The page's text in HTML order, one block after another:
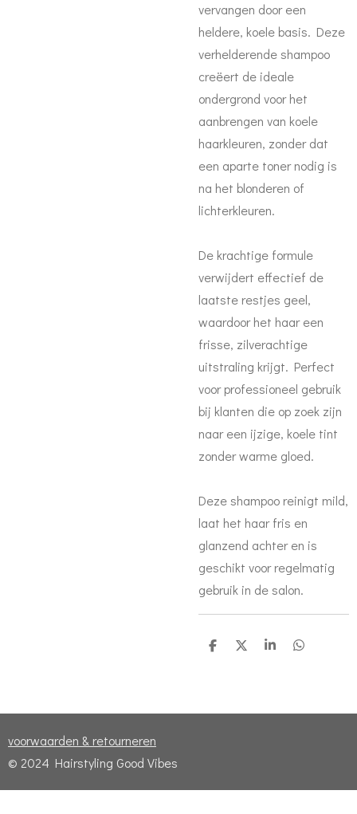
vervangen door een
heldere, koele basis. Deze
verhelderende shampoo
creëert de ideale
ondergrond voor het
aanbrengen van koele
haarkleuren, zonder dat
een aparte toner nodig is
na het blonderen of
lichterkleuren.
De krachtige formule
verwijdert effectief de
laatste restjes geel,
waardoor het haar een
frisse, zilverachtige
uitstraling krijgt. Perfect
voor professioneel gebruik
bij klanten die op zoek zijn
naar een ijzige, koele tint
zonder warme gloed.
Deze shampoo reinigt mild,
laat het haar fris en
glanzend achter en is
geschikt voor regelmatig
gebruik in de salon.
D
D
S
D
voorwaarden & retourneren
© 2024 Hairstyling Good Vibes